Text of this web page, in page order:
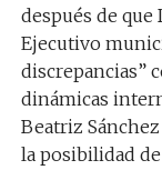
después de que
Ejecutivo
discrepancias”
dinámicas
Beatriz
la posibilidad